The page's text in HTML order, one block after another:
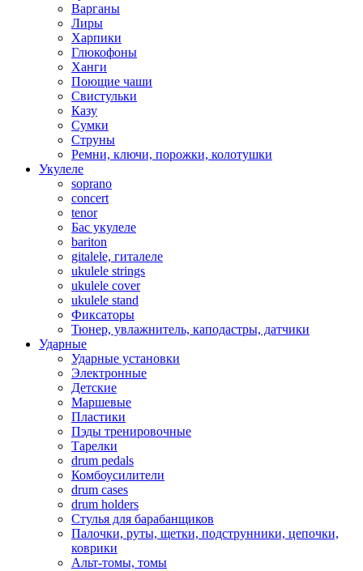
Варганы
Лиры
Харпики
Глюкофоны
Ханги
Поющие чаши
Свистульки
Казу
Сумки
Струны
Ремни, ключи, порожки, колотушки
Укулеле
soprano
concert
tenor
Бас укулеле
bariton
gitalele, гиталеле
ukulele strings
ukulele cover
ukulele stand
Фиксаторы
Тюнер, увлажнитель, каподастры, датчики
Ударные
Ударные установки
Электронные
Детские
Маршевые
Пластики
Пэды тренировочные
Тарелки
drum pedals
Комбоусилители
drum cases
drum holders
Стулья для барабанщиков
Палочки, руты, щетки, подструнники, цепочки,
коврики
Альт-томы, томы